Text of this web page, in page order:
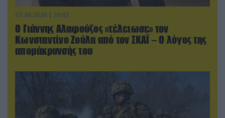
07.08.2026 | 20:02
Ο Γιάννης Αλαφούζος «τέλειωσε» τον
Κωνσταντίνο Ζούλα από τον ΣΚΑΪ – Ο λόγος της
απομάκρυνσής του